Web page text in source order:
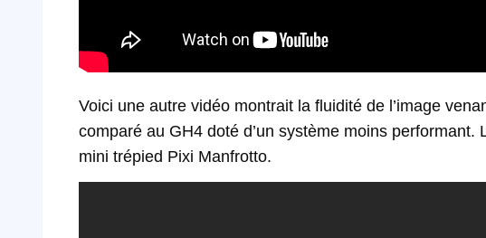
Voici une autre vidéo montrait la fluidité de l’image
comparé au GH4 doté d’un système moins
mini trépied Pixi Manfrotto.